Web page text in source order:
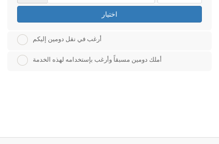
اختيار
أرغب في نقل دومين إليكم
أملك دومين مسبقاً وأرغب بإستخدامه لهذه الخدمة